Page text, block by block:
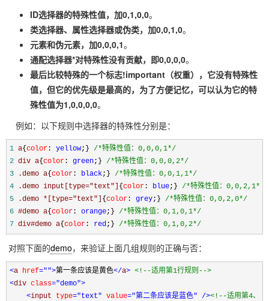
ID选择器的特殊性值，加0,1,0,0。
类选择器、属性选择器或伪类，加0,0,1,0。
元素和伪元素，加0,0,0,1。
通配选择器*对特殊性没有贡献，即0,0,0,0。
最后比较特殊的一个标志!important（权重），它没有特殊性
值，但它的优先级是最高的，为了方便记忆，可以认为它的特
殊性值为1,0,0,0,0。
例如：以下规则中选择器的特殊性分别是：
1 a{color : yellow;} /*特殊性值：0,0,0,1*/
2 div a{color : green;} /*特殊性值：0,0,0,2*/
3
.demo a{color : black;} /*特殊性值：0,0,1,1*/
4
.demo input[type="text"] {color : blue;} /*特殊性值：0,0,2,1*/
5
.demo *[type="text"] {color : grey;} /*特殊性值：0,0,2,0*/
6 #demo a{color : orange;} /*特殊性值：0,1,0,1*/
7 div#demo a{color : red ;} /*特殊性值：0,1,0,2*/
对照下面的demo，来验证上面几组规则的正确与否：
<a href="">第一条应该是黄色</a> <!--适用第1行规则 -->
<div class="demo">
<input type="text" value="第二条应该是蓝色" /><!--适用第4、5